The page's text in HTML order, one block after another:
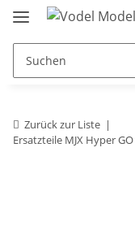
Zurück zur Liste
Ersatzteile MJX Hyper